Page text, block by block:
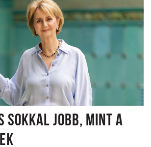
SOKKAL JOBB, MINT A